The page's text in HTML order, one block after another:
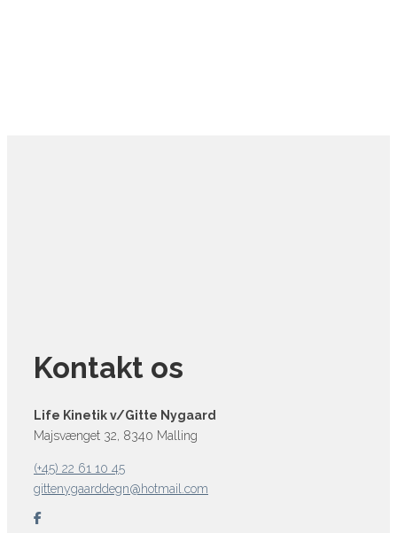
Kontakt os
Life Kinetik v/Gitte Nygaard
Majsvænget 32, 8340 Malling
(+45) 22 61 10 45
gittenygaarddegn@hotmail.com